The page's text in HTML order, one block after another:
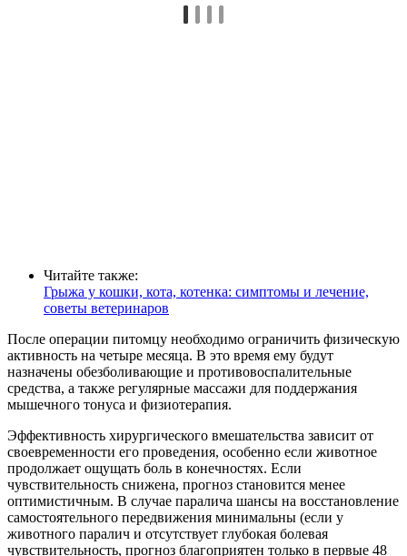
Читайте также:
Грыжа у кошки, кота, котенка: симптомы и лечение,
советы ветеринаров
После операции питомцу необходимо ограничить физическую
активность на четыре месяца. В это время ему будут
назначены обезболивающие и противовоспалительные
средства, а также регулярные массажи для поддержания
мышечного тонуса и физиотерапия.
Эффективность хирургического вмешательства зависит от
своевременности его проведения, особенно если животное
продолжает ощущать боль в конечностях. Если
чувствительность снижена, прогноз становится менее
оптимистичным. В случае паралича шансы на восстановление
самостоятельного передвижения минимальны (если у
животного паралич и отсутствует глубокая болевая
чувствительность, прогноз благоприятен только в первые 48